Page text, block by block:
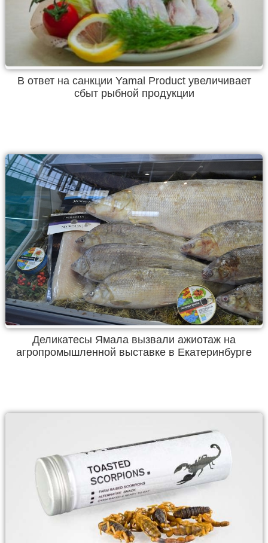
В ответ на санкции Yamal Product увеличивает
сбыт рыбной продукции
Деликатесы Ямала вызвали ажиотаж на
агропромышленной выставке в Екатеринбурге